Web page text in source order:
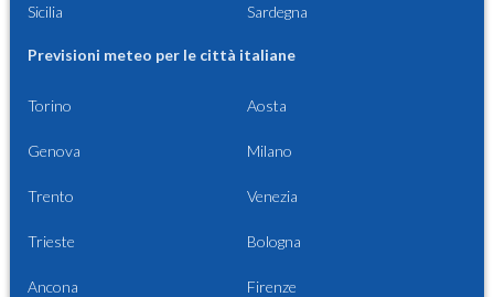
Sicilia Sardegna
Previsioni meteo per le città italiane
Torino Aosta
Genova Milano
Trento Venezia
Trieste Bologna
Ancona Firenze